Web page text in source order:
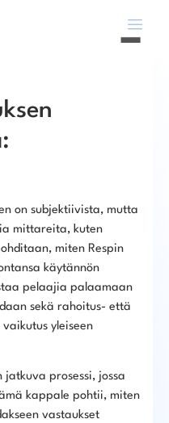
on subjektiivista, mutta
mittareita, kuten
miten Respin
käytännön
pelaajia palaamaan
sekä rahoitus- että
yleiseen
prosessi, jossa
kappale pohtii, miten
vastaukset